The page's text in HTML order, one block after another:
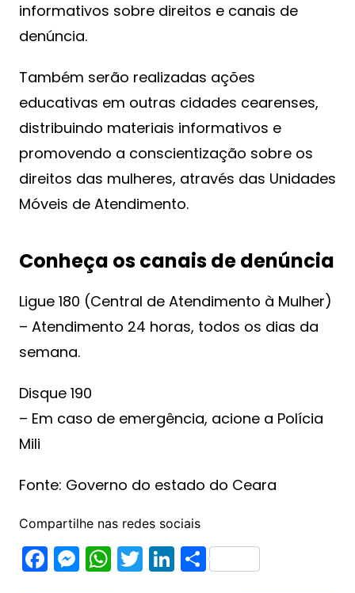
informativos sobre direitos e canais de
denúncia.
Também serão realizadas ações
educativas em outras cidades cearenses,
distribuindo materiais informativos e
promovendo a conscientização sobre os
direitos das mulheres, através das Unidades
Móveis de Atendimento.
Conheça os canais de denúncia
Ligue 180 (Central de Atendimento à Mulher)
– Atendimento 24 horas, todos os dias da
semana.
Disque 190
– Em caso de emergência, acione a Polícia
Mili
Fonte: Governo do estado do Ceara
Compartilhe nas redes sociais
F M W T Li S